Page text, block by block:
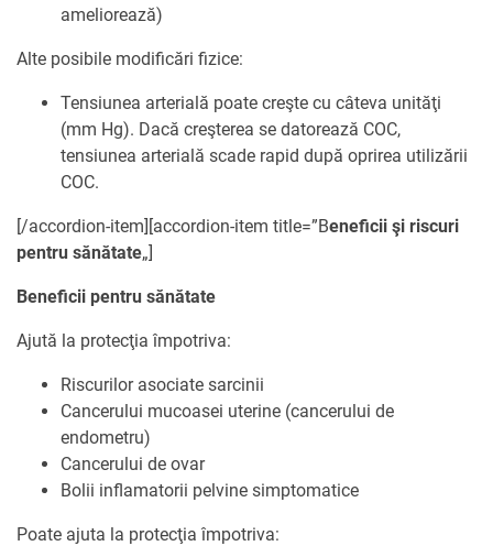
ameliorează)
Alte posibile modificări fizice:
Tensiunea arterială poate creşte cu câteva unităţi
(mm Hg). Dacă creşterea se datorează COC,
tensiunea arterială scade rapid după oprirea utilizării
COC.
[/accordion-item][accordion-item title=”Beneficii şi riscuri
pentru sănătate„]
Beneficii pentru sănătate
Ajută la protecţia împotriva:
Riscurilor asociate sarcinii
Cancerului mucoasei uterine (cancerului de
endometru)
Cancerului de ovar
Bolii inflamatorii pelvine simptomatice
Poate ajuta la protecţia împotriva: